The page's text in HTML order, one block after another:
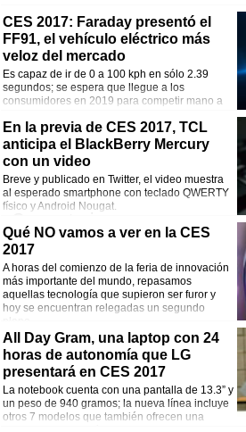
¡Comparte esta noticia!
Facebook
TwitterWhatsApp
CES 2017: Faraday presentó el
FF91, el vehículo eléctrico más
veloz del mercado
Es capaz de ir de 0 a 100 kph en sólo 2.39
segundos; se espera que llegue a los
consumidores en 2019 para competir mano a
Comentarios
¡Comparte esta noticia!
Facebook
Twitter
WhatsApp
Email
En la previa de CES 2017, TCL
anticipa el BlackBerry Mercury
con un video
Breve y publicado en Twitter, el video muestra
al esperado smartphone con teclado QWERTY
físico y Android Nougat.
¡Comparte esta noticia!
Facebook
Twitter
WhatsApp
Email
Qué NO vamos a ver en la CES
2017
A horas del comienzo de la feria de innovación
más importante del mundo, repasamos
aquellas tecnología que supieron ser furor y
hoy se encuentran relegadas un segundo
plano.
Comentarios
¡Comparte esta noticia!
Facebook
Twitter
WhatsApp
Email
All Day Gram, una laptop con 24
horas de autonomía que LG
presentará en CES 2017
La notebook cuenta con una pantalla de 13.3” y
un peso de 940 gramos; la nueva línea incluye
otros 7 modelos que también ofrecen una